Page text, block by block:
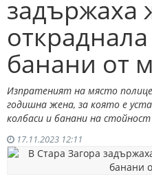
задържаха
банани от
Изпратеният на място
годишна жена, за която е
колбаси и банани на
17.11.2023 12:11